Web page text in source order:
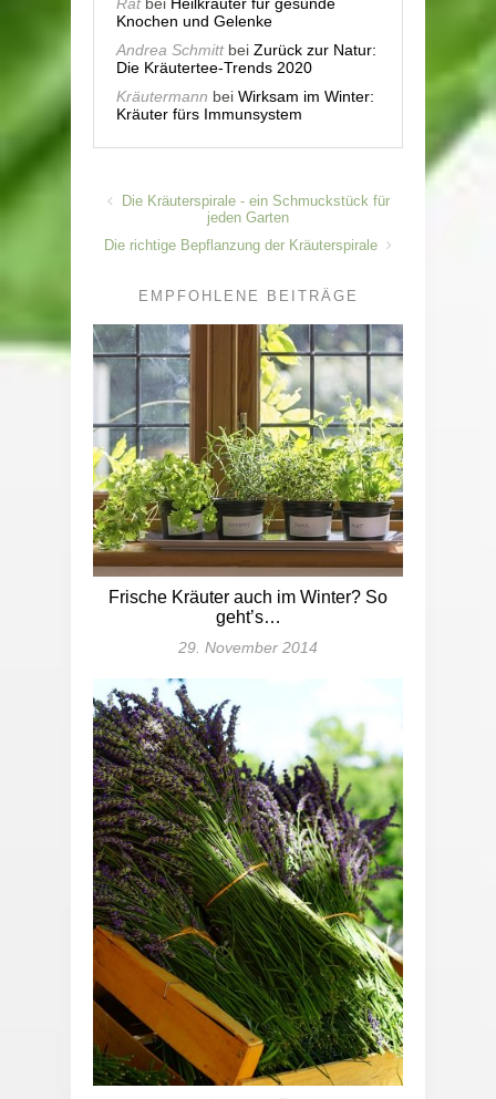
Knochen und Gelenke
Andrea Schmittbei Zurück zur Natur:
Die Kräutertee-Trends 2020
Kräutermann bei Wirksam im Winter:
Kräuter fürs Immunsystem
Die Kräuterspirale - ein Schmuckstück für
jeden Garten
Die richtige Bepflanzung der Kräuterspirale
EMPFOHLENE BEITRÄGE
Frische Kräuter auch im Winter? So
geht’s…
29. November 2014